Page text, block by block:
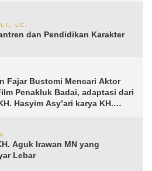
LC.
dan Pendidikan Karakter
Fajar Bustomi Mencari Aktor
Penakluk Badai, adaptasi dari
Hasyim Asy’ari karya KH.
Aguk Irawan MN yang
Lebar